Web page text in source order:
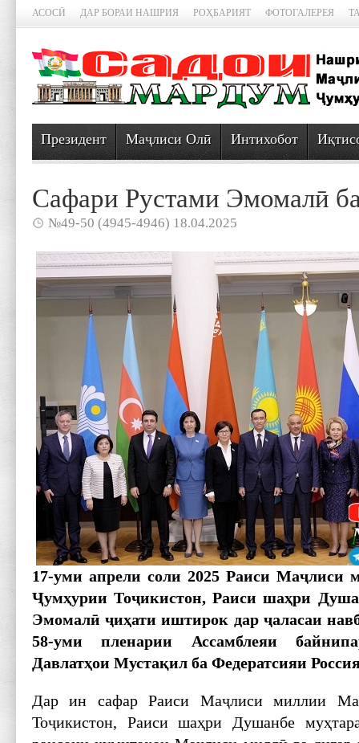
АСОСӢ ДАР БОРАИ НАШРИЯ РОҲБАРИЯТ ФОТОГАЛЕРЕЯ
Президент Маҷлиси Олӣ Интихобот
Сафари Рустами Эмомалӣ
№49-50 (4945-4946) 18.04.2025
17-уми апрели соли 2025 Раиси
Ҷумҳурии Тоҷикистон, Раиси шаҳри
Эмомалӣ ҷиҳати иштирок дар ҷаласаи
58-уми пленарии Ассамблеяи
Давлатҳои Мустақил ба Федератсияи
Дар ин сафар Раиси Маҷлиси миллии
Тоҷикистон, Раиси шаҳри Душанбе